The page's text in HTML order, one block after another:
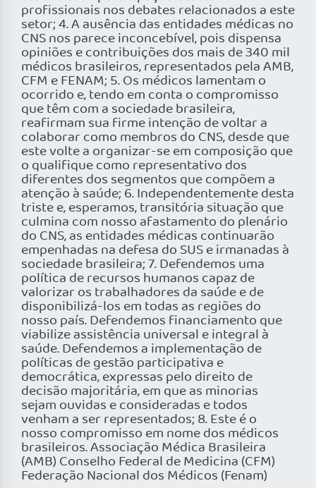
profissionais nos debates relacionados a este
setor; 4. A ausência das entidades médicas no
CNS nos parece inconcebível, pois dispensa
opiniões e contribuições dos mais de 340 mil
médicos brasileiros, representados pela AMB,
CFM e FENAM; 5. Os médicos lamentam o
ocorrido e, tendo em conta o compromisso
que têm com a sociedade brasileira,
reafirmam sua firme intenção de voltar a
colaborar como membros do CNS, desde que
este volte a organizar-se em composição que
o qualifique como representativo dos
diferentes dos segmentos que compõem a
atenção à saúde; 6. Independentemente desta
triste e, esperamos, transitória situação que
culmina com nosso afastamento do plenário
do CNS, as entidades médicas continuarão
empenhadas na defesa do SUS e irmanadas à
sociedade brasileira; 7. Defendemos uma
política de recursos humanos capaz de
valorizar os trabalhadores da saúde e de
disponibilizá-los em todas as regiões do
nosso país. Defendemos financiamento que
viabilize assistência universal e integral à
saúde. Defendemos a implementação de
políticas de gestão participativa e
democrática, expressas pelo direito de
decisão majoritária, em que as minorias
sejam ouvidas e consideradas e todos
venham a ser representados; 8. Este é o
nosso compromisso em nome dos médicos
brasileiros. Associação Médica Brasileira
(AMB) Conselho Federal de Medicina (CFM)
Federação Nacional dos Médicos (Fenam)